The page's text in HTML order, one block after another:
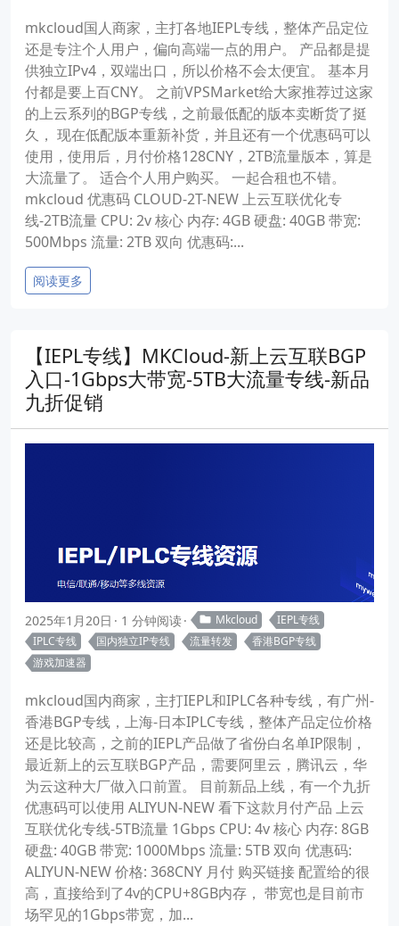
mkcloud国人商家，主打各地IEPL专线，整体产品定位
还是专注个人用户，偏向高端一点的用户。 产品都是提
供独立IPv4，双端出口，所以价格不会太便宜。 基本月
付都是要上百CNY。 之前VPSMarket给大家推荐过这家
的上云系列的BGP专线，之前最低配的版本卖断货了挺
久， 现在低配版本重新补货，并且还有一个优惠码可以
使用，使用后，月付价格128CNY，2TB流量版本，算是
大流量了。 适合个人用户购买。 一起合租也不错。
mkcloud 优惠码 CLOUD-2T-NEW 上云互联优化专
线-2TB流量 CPU: 2v 核心 内存: 4GB 硬盘: 40GB 带宽:
500Mbps 流量: 2TB 双向 优惠码:...
阅读更多
【IEPL专线】MKCloud-新上云互联BGP
入口-1Gbps大带宽-5TB大流量专线-新品
九折促销
2025年1月20日 1 分钟阅读 Mkcloud
IEPL专线
IPLC专线
国内独立IP专线 流量转发
香港BGP专线
游戏加速器
mkcloud国内商家，主打IEPL和IPLC各种专线，有广州-
香港BGP专线，上海-日本IPLC专线，整体产品定位价格
还是比较高，之前的IEPL产品做了省份白名单IP限制，
最近新上的云互联BGP产品，需要阿里云，腾讯云，华
为云这种大厂做入口前置。 目前新品上线，有一个九折
优惠码可以使用 ALIYUN-NEW 看下这款月付产品 上云
互联优化专线-5TB流量 1Gbps CPU: 4v 核心 内存: 8GB
硬盘: 40GB 带宽: 1000Mbps 流量: 5TB 双向 优惠码:
ALIYUN-NEW 价格: 368CNY 月付 购买链接 配置给的很
高，直接给到了4v的CPU+8GB内存， 带宽也是目前市
场罕见的1Gbps带宽，加...